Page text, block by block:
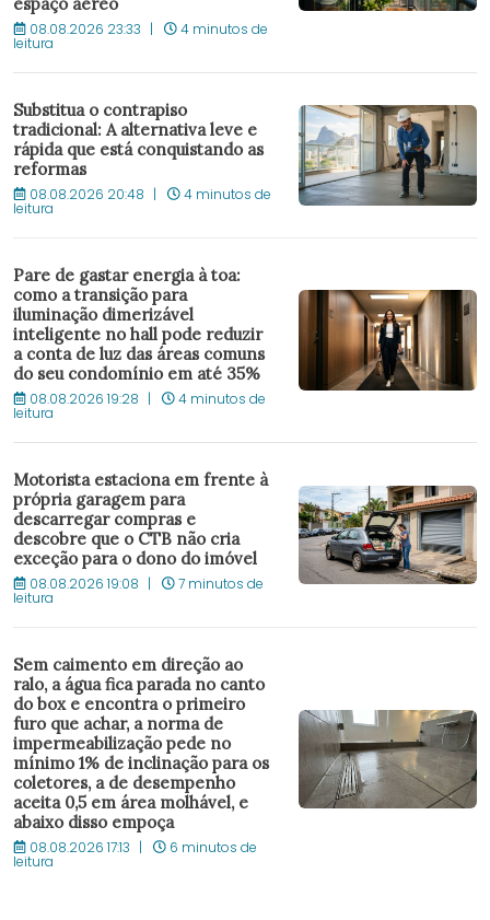
08.08.2026 23:33 4 minutos de
leitura
Substitua o contrapiso
tradicional: A alternativa leve e
rápida que está conquistando as
reformas
08.08.2026 20:48 4 minutos de
leitura
Pare de gastar energia à toa:
como a transição para
iluminação dimerizável
inteligente no hall pode reduzir
a conta de luz das áreas comuns
do seu condomínio em até 35%
08.08.2026 19:28 4 minutos de
leitura
Motorista estaciona em frente à
própria garagem para
descarregar compras e
descobre que o CTB não cria
exceção para o dono do imóvel
08.08.2026 19:08 7 minutos de
leitura
Sem caimento em direção ao
ralo, a água fica parada no canto
do box e encontra o primeiro
furo que achar, a norma de
impermeabilização pede no
mínimo 1% de inclinação para os
coletores, a de desempenho
aceita 0,5 em área molhável, e
abaixo disso empoça
08.08.2026 17:13 6 minutos de
leitura